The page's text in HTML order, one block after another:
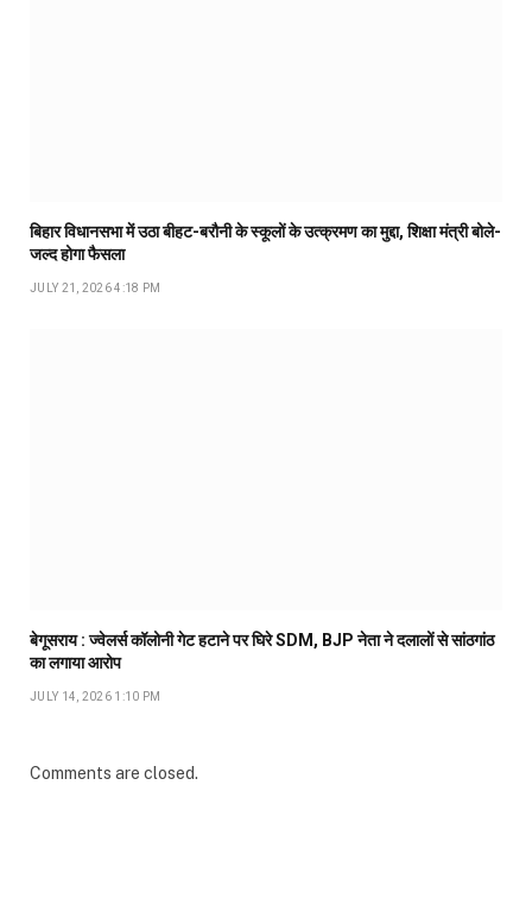
बिहार विधानसभा में उठा बीहट-बरौनी के स्कूलों के उत्क्रमण का मुद्दा, शिक्षा मंत्री बोले-
जल्द होगा फैसला
JULY 21, 2026 4:18 PM
बेगूसराय : ज्वेलर्स कॉलोनी गेट हटाने पर घिरे SDM, BJP नेता ने दलालों से सांठगांठ
का लगाया आरोप
JULY 14, 2026 1:10 PM
Comments are closed.